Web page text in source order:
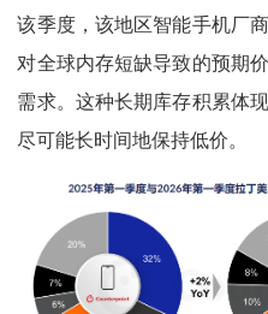
该季度，该地区智能手机厂
对全球内存短缺导致的预期
需求。这种长期库存积累体
尽可能长时间地保持低价。